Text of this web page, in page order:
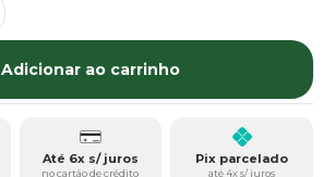
Adicionar ao carrinho
Até 6x s/ juros
no cartão de crédito
Pix parcelado
até 4x s/ juros